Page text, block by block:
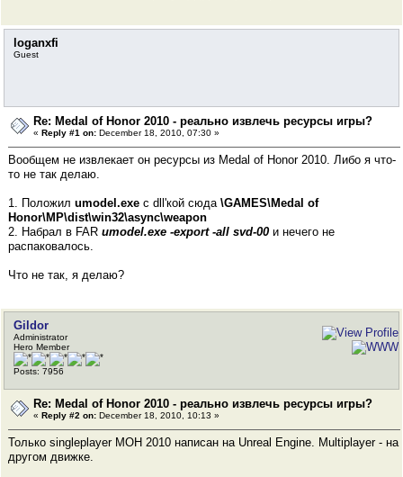
loganxfi
Guest
Re: Medal of Honor 2010 - реально извлечь ресурсы игры?
« Reply #1 on: December 18, 2010, 07:30 »
Вообщем не извлекает он ресурсы из Medal of Honor 2010. Либо я что-
то не так делаю.
1. Положил umodel.exe с dll'кой сюда \GAMES\Medal of
Honor\MP\dist\win32\async\weapon
2. Набрал в FAR umodel.exe -export -all svd-00 и нечего не
распаковалось.
Что не так, я делаю?
Gildor
Administrator
Hero Member
Posts: 7956
Re: Medal of Honor 2010 - реально извлечь ресурсы игры?
« Reply #2 on: December 18, 2010, 10:13 »
Только singleplayer MOH 2010 написан на Unreal Engine. Multiplayer - на
другом движке.